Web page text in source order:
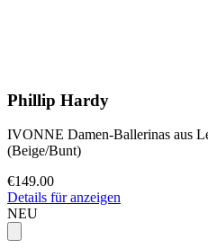
Phillip Hardy
IVONNE Damen-Ballerinas aus
(Beige/Bunt)
€149.00
Details für anzeigen
NEU